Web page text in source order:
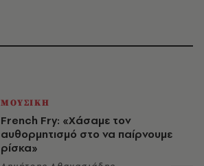
ΜΟΥΣΙΚΗ
French Fry: «Χάσαμε τον
αυθορμητισμό στο να παίρνουμε
ρίσκα»